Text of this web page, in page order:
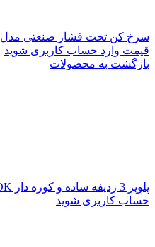
سرخ کن تحت فشار صنعتی مدل Broaster E-Series
قیمت وارد حساب کاربری شوید
بازگشت به محصولات
پلوپز 3 ردیفه ساده و کوره دار 4COOK
حساب کاربری شوید